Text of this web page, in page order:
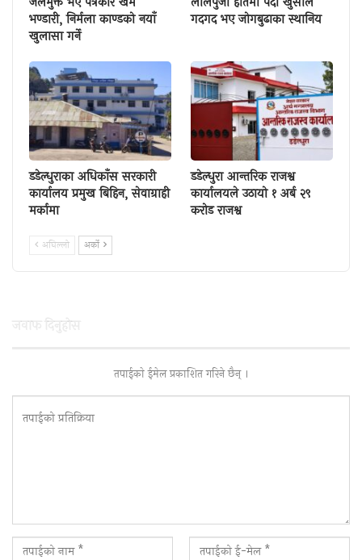
भण्डारी, निर्मला काण्डको नयाँ
खुलासा गर्ने
गदगद भए जोगबुढाका स्थानिय
डडेल्धुराका अधिकाँस सरकारी
कार्यालय प्रमुख बिहिन, सेवाग्राही
मर्कामा
डडेल्धुरा आन्तरिक राजश्व
कार्यालयले उठायो १ अर्ब २९
करोड राजश्व
अघिल्लाे अर्काे
जवाफ दिनुहाेस
तपाईकाे ईमेल प्रकाशित गरिने छैन् ।